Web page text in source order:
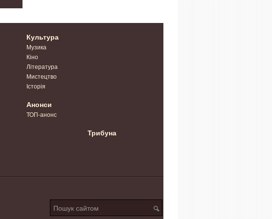
Культура
Музика
Кіно
Література
Мистецтво
Історія
Анонси
ТОП-анонс
Трибуна